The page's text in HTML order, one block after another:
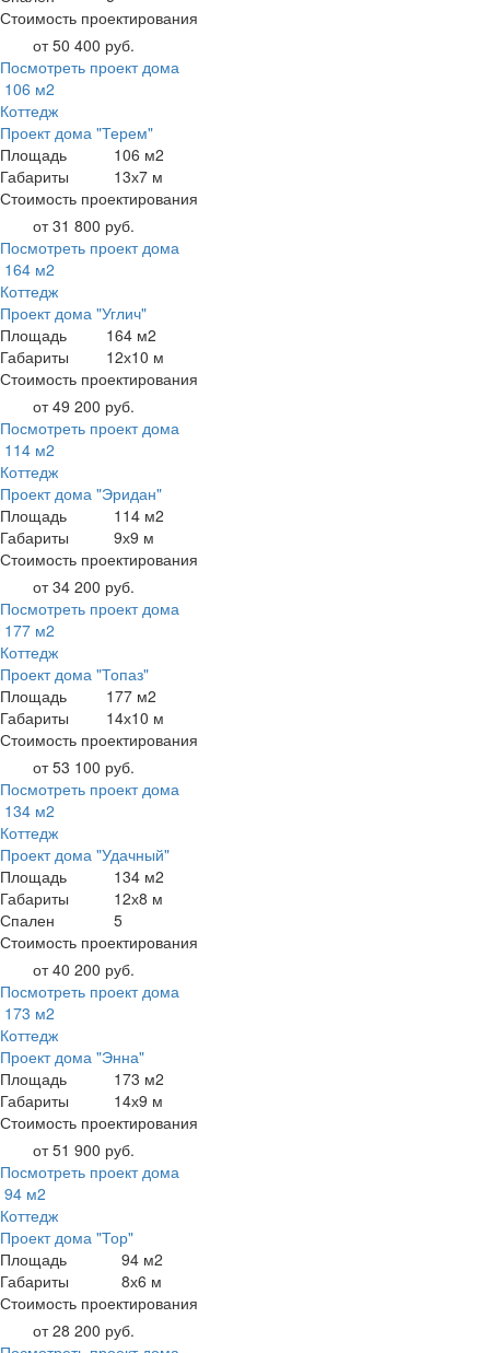
Стоимость проектирования
от 50 400 руб.
Посмотреть проект дома
106 м2
Коттедж
Проект дома "Терем"
Площадь
106 м2
Габариты
13х7 м
Стоимость проектирования
от 31 800 руб.
Посмотреть проект дома
164 м2
Коттедж
Проект дома "Углич"
Площадь
164 м2
Габариты
12х10 м
Стоимость проектирования
от 49 200 руб.
Посмотреть проект дома
114 м2
Коттедж
Проект дома "Эридан"
Площадь
114 м2
Габариты
9х9 м
Стоимость проектирования
от 34 200 руб.
Посмотреть проект дома
177 м2
Коттедж
Проект дома "Топаз"
Площадь
177 м2
Габариты
14х10 м
Стоимость проектирования
от 53 100 руб.
Посмотреть проект дома
134 м2
Коттедж
Проект дома "Удачный"
Площадь
134 м2
Габариты
12х8 м
Спален
5
Стоимость проектирования
от 40 200 руб.
Посмотреть проект дома
173 м2
Коттедж
Проект дома "Энна"
Площадь
173 м2
Габариты
14х9 м
Стоимость проектирования
от 51 900 руб.
Посмотреть проект дома
94 м2
Коттедж
Проект дома "Тор"
Площадь
94 м2
Габариты
8х6 м
Стоимость проектирования
от 28 200 руб.